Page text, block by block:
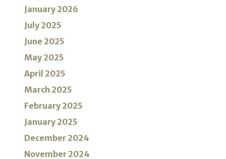
January 2026
July 2025
June 2025
May 2025
April 2025
March 2025
February 2025
January 2025
December 2024
November 2024